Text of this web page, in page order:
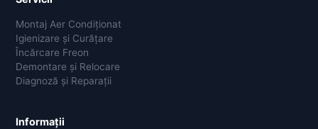
Montaj Aer Condiționat
Igienizare și Curățare
Încărcare Freon
Demontare și Relocare
Diagnoză și Reparații
Informații